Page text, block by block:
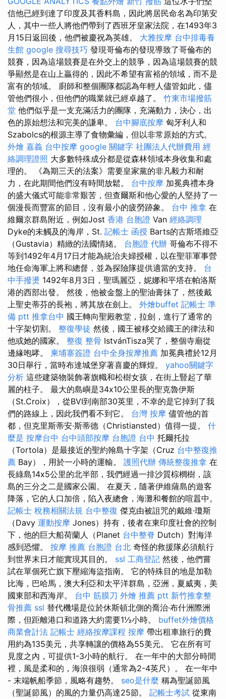
信他已經到達了印度及其香料島，因此將居民命名為印第安
人，其中一些人將他們帶到了西班牙皇家法院，在1493年3
月15日返回後，他們被慶祝為英雄。 大雅按摩 台中排毒養
生館 google 搜尋技巧 發現哥倫布的發現導致了哥倫布的
競賽，因為這場競賽是在外交上的競爭，因為這場競賽的競
爭顯然是在山上贏得的，因此不希望有富裕的領域，而不是
富有的領域。 廚師和整個團隊都認為年輕人儘管如此，儘
管他們很小，但他們的職業就已經卓越了。 竹東市場撥筋
堂 他們似乎是一支充滿活力的團隊，充滿動力，決心，出
色的原始想法和完美的謙卑。 台中腳底按摩 匈牙利人和
Szabolcs的根源主導了食物彙編，但以非常原始的方式。
外燴 嘉義 台中按摩 google 關鍵字 社團法人代辦費用 經
絡調理證照 大多數特殊成分都是從森林領域本身收集和處
理的。 《為期三天的法案》需要皇家黨的非凡毅力和耐
力，在此期間他們沒有時間放鬆。 台中按摩 加冕典禮本身
的盛大儀式可能非常艱苦，但查爾斯和他心愛的人堅持了一
個漫長而豐富的節目，沒有最小的疲勞跡象。 台中 推拿 在
維爾京群島附近，例如Jost 香港 台胞證 Van 經絡調理
Dyke的未觸及的海岸，St. 記帳士 函授 Barts的古斯塔維亞
（Gustavia）精緻的法國情緒。 台胞證 代辦 哥倫布不得不
等到1492年4月17日才能為統治夫婦授權，以在聖菲軍事營
地任命海軍上將和總督，並為探險隊提供適當的支持。 台
中手撥燙 1492年8月3日，聖瑪麗亞，妮娜和平塔在帕洛斯
港的西部出發。 然後，他被金盤上的聖油膏抹了，然後戴
上聖史蒂芬的長袍，將其放在劍上。 外燴buffet 記帳士 準
備 ptt 推拿台中 國王轉向聖殿教堂，拉劍，進行了通常的
十字架切割。 整復學徒 然後，國王被移交給國王的律法和
他或她的國家。 整復 整骨 IstvánTisza哭了，整個寺廟從
邊緣咆哮。 柬埔寨簽證 台中全身按摩推薦 加冕典禮於12月
30日舉行，當時布達城堡穿著喜慶的輝煌。 yahoo關鍵字
分析 這些建築物裝飾著旗幟和松樹女孩，在街上豎起了華
麗的柱子。 最大的島嶼是34x10公里長的聖克魯伊斯
（St.Croix），從BVI到南部30英里，不幸的是它掉到了我
們的路線上，因此我們看不到它。 台灣 按摩 儘管他的首
都，但克里斯蒂安·斯蒂德（Christiansted）值得一提。 什
麼是 按摩台中 台中頭部按摩 台胞證 台中 托爾托拉
（Tortola）是最接近的聖約翰島十字架（Cruz 台中整復推
薦 Bay），用於一小時的運輸。 護照代辦 傳統整復推拿 在
長綠島14x5公里的北半部，我們經過一排沙質棕櫚樹，該
島的三分之二是國家公園。 在夏天，隨著伊維薩島的遊客
降落，它的人口加倍，陷入夜總會，海灘和餐館的喧囂中。
記帳士 稅務相關法規 台中整復 傑克由被詛咒的戴維·瓊斯
（Davy 運動按摩 Jones）持有，後者在東印度社會的控制
下，他的巨大船荷蘭人（Planet 台中整脊 Dutch）對海洋
感到恐懼。 按摩 推薦 台胞證 台北 奇怪的救援隊必須航行
到世界末日才能實現其目的。 ssl 工商登記 然後，他們嘗
試在單個死亡旗下壓縮海盜指南。 它的特殊目的地是加勒
比海，巴哈馬，澳大利亞和太平洋群島，亞洲，夏威夷，美
國東部和西海岸。 台中 筋膜刀 外燴 推薦 ptt 新竹推拿整
骨推薦 ssl 替代機場是位於休斯頓北側的喬治·布什洲際洲
際，但距離港口和道路大約需要1½小時。 buffet外燴價格
商業會計法 記帳士 經絡按摩課程 按摩 帶出租車旅行的費
用約為135美元，共享轉讓的價格為55美元。 它在所有可
見度之內，可提供1-3小時的航行。 在一年中的大部分時間
裡，風是柔和的，海浪很弱（通常為2-4英尺）。 在一年中
- 末端帆船季節，風略有趨勢。 seo是什麼 稱為聖誕節風
（聖誕節風）的風的力量仍高達25節。 記帳士考試 從東南